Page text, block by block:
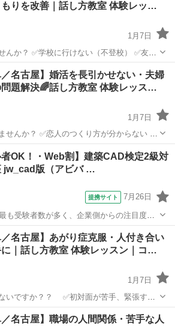
もりを改善｜話し方教室 体験レッ…
1月7日
登校） ✅友達
きこもりになってしまった ✅子供の将来が
しまう ✅子供にどう接して良いか分からな
その他 レッスン
／名古屋】婚活を長引かせない・夫婦
問題解決🌈話し方教室 体験レッス…
1月7日
方が分からない ✅
✅好きな人に上手く告白できない ✅長年、
✅結婚生活が上手くいかない ✅夫婦仲が上
レッスン
者OK！・Web割】建築CAD検定2級対
jw_cad版（アビバ …
提携サイト 7月26日
も受験者数が多く、企業側からの注目度の
検定試験2級の取得を目指す対策講座で
／名古屋】あがり症克服・人付き合い
に｜話し方教室 体験レッスン｜コ…
1月7日
対面が苦手、緊張する
づきあいが上手くできない ✅人前で話
友達が長い間いない ✅対人関係の自信が
その他 レッスン
／名古屋】職場の人間関係・苦手な人